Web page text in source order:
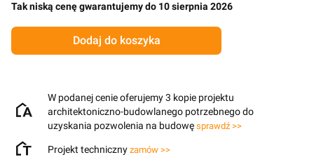
Tak niską cenę gwarantujemy do 10 sierpnia 2026
Dodaj do koszyka
W podanej cenie oferujemy 3 kopie projektu
architektoniczno-budowlanego potrzebnego do
uzyskania pozwolenia na budowę sprawdź >>
Projekt techniczny zamów >>